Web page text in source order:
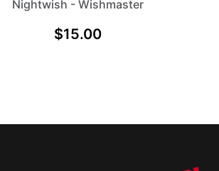
Nightwish - Wishmaster
$15.00